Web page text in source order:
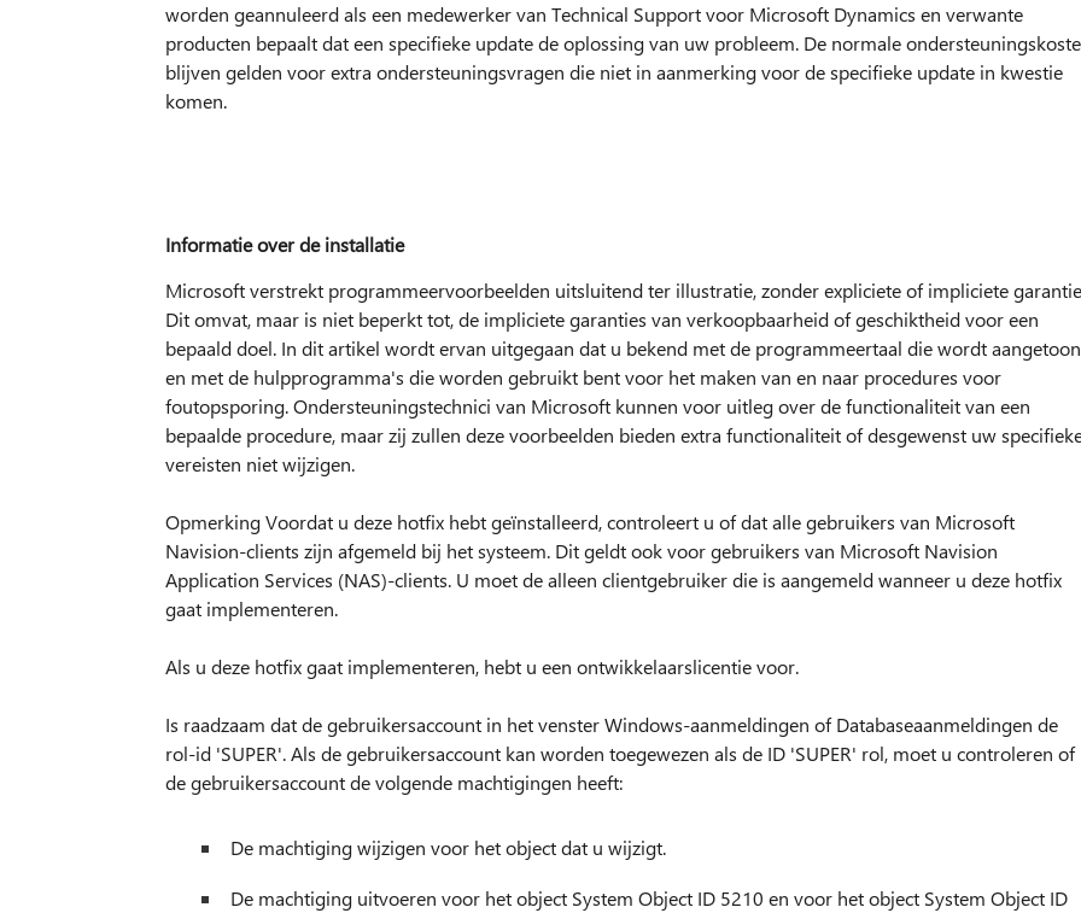
worden geannuleerd als een medewerker van Technical Support voor Microsoft Dynamics en verwante
producten bepaalt dat een specifieke update de oplossing van uw probleem. De normale
blijven gelden voor extra ondersteuningsvragen die niet in aanmerking voor de specifieke update in kwestie
komen.
Informatie over de installatie
Microsoft verstrekt programmeervoorbeelden uitsluitend ter illustratie, zonder expliciete of impliciete
Dit omvat, maar is niet beperkt tot, de impliciete garanties van verkoopbaarheid of geschiktheid voor een
bepaald doel. In dit artikel wordt ervan uitgegaan dat u bekend met de programmeertaal die wordt
en met de hulpprogramma's die worden gebruikt bent voor het maken van en naar procedures voor
foutopsporing. Ondersteuningstechnici van Microsoft kunnen voor uitleg over de functionaliteit van een
bepaalde procedure, maar zij zullen deze voorbeelden bieden extra functionaliteit of desgewenst uw
vereisten niet wijzigen.
Opmerking Voordat u deze hotfix hebt geïnstalleerd, controleert u of dat alle gebruikers van Microsoft
Navision-clients zijn afgemeld bij het systeem. Dit geldt ook voor gebruikers van Microsoft Navision
Application Services (NAS)-clients. U moet de alleen clientgebruiker die is aangemeld wanneer u deze hotfix
gaat implementeren.
Als u deze hotfix gaat implementeren, hebt u een ontwikkelaarslicentie voor.
Is raadzaam dat de gebruikersaccount in het venster Windows-aanmeldingen of Databaseaanmeldingen de
rol-id 'SUPER'. Als de gebruikersaccount kan worden toegewezen als de ID 'SUPER' rol, moet u controleren of
de gebruikersaccount de volgende machtigingen heeft:
De machtiging wijzigen voor het object dat u wijzigt.
De machtiging uitvoeren voor het object System Object ID 5210 en voor het object System Object ID